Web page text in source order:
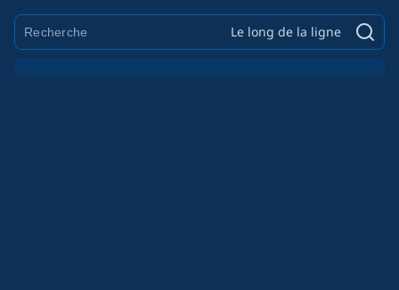
Le long de la ligne